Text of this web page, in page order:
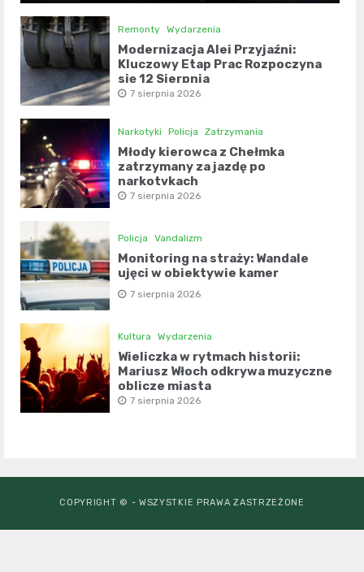
Remonty Wydarzenia
Modernizacja Alei Przyjaźni:
Kluczowy Etap Prac Rozpoczyna
się 12 Sierpnia
7 sierpnia 2026
Narkotyki Policja Zatrzymania
Młody kierowca z Chełmka
zatrzymany za jazdę po
narkotykach
7 sierpnia 2026
Policja Vandalizm
Monitoring na straży: Wandale
ujęci w obiektywie kamer
7 sierpnia 2026
Kultura Wydarzenia
Wieliczka w rytmach historii:
Mariusz Włoch odkrywa muzyczne
oblicze miasta
7 sierpnia 2026
COPYRIGHT © - WSZYSTKIE PRAWA ZASTRZEŻONE